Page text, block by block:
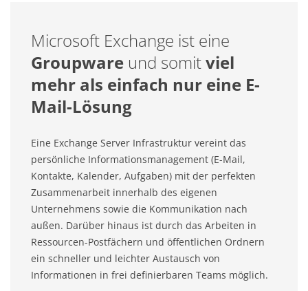
Microsoft Exchange ist eine
Groupware und somitviel
mehr als einfach nur eine E-
Mail-Lösung
Eine Exchange Server Infrastruktur vereint das
persönliche Informationsmanagement (E-Mail,
Kontakte, Kalender, Aufgaben) mit der perfekten
Zusammenarbeit innerhalb des eigenen
Unternehmens sowie die Kommunikation nach
außen. Darüber hinaus ist durch das Arbeiten in
Ressourcen-Postfächern und öffentlichen Ordnern
ein schneller und leichter Austausch von
Informationen in frei definierbaren Teams möglich.